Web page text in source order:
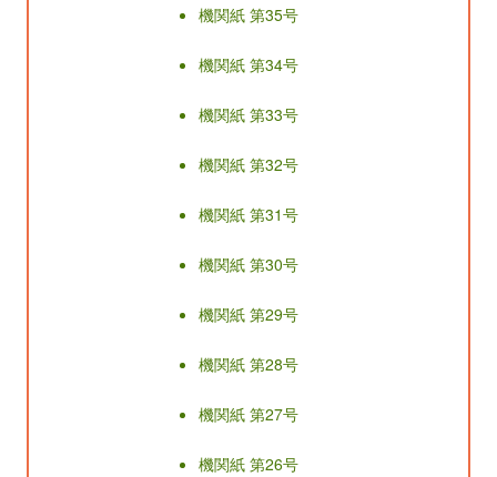
機関紙 第35号
機関紙 第34号
機関紙 第33号
機関紙 第32号
機関紙 第31号
機関紙 第30号
機関紙 第29号
機関紙 第28号
機関紙 第27号
機関紙 第26号